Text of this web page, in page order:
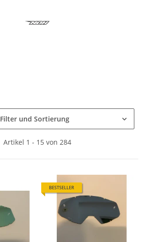
Filter und Sortierung
Artikel 1 - 15 von 284
BESTSELLER